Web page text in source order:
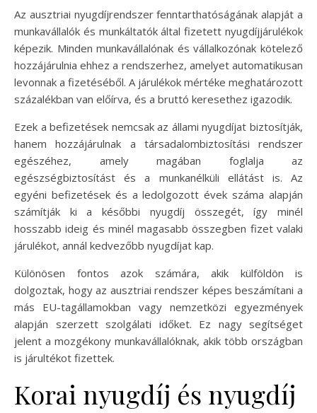
Az ausztriai nyugdíjrendszer fenntarthatóságának alapját a
munkavállalók és munkáltatók által fizetett nyugdíjjárulékok
képezik. Minden munkavállalónak és vállalkozónak kötelező
hozzájárulnia ehhez a rendszerhez, amelyet automatikusan
levonnak a fizetéséből. A járulékok mértéke meghatározott
százalékban van előírva, és a bruttó keresethez igazodik.
Ezek a befizetések nemcsak az állami nyugdíjat biztosítják,
hanem hozzájárulnak a társadalombiztosítási rendszer
egészéhez, amely magában foglalja az
egészségbiztosítást és a munkanélküli ellátást is. Az
egyéni befizetések és a ledolgozott évek száma alapján
számítják ki a későbbi nyugdíj összegét, így minél
hosszabb ideig és minél magasabb összegben fizet valaki
járulékot, annál kedvezőbb nyugdíjat kap.
Különösen fontos azok számára, akik külföldön is
dolgoztak, hogy az ausztriai rendszer képes beszámítani a
más EU-tagállamokban vagy nemzetközi egyezmények
alapján szerzett szolgálati időket. Ez nagy segítséget
jelent a mozgékony munkavállalóknak, akik több országban
is járultékot fizettek.
Korai nyugdíj és nyugdíj